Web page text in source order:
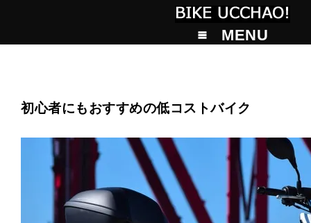
MENU
初心者にもおすすめの低コストバイク